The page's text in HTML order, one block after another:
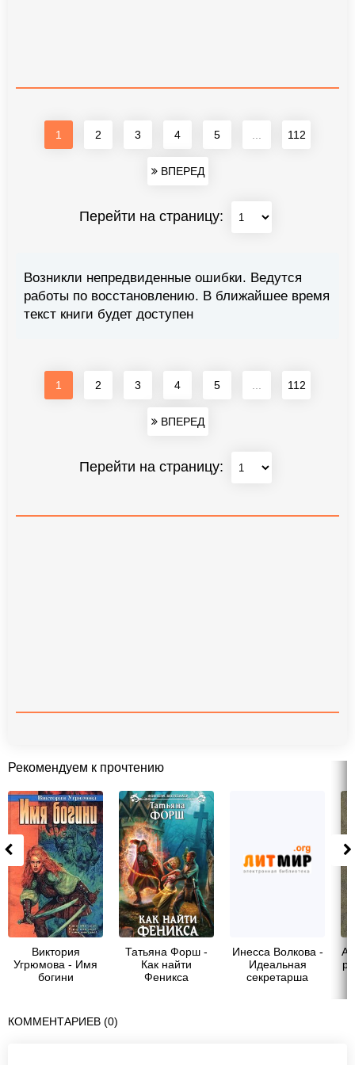
1 2 3 4 5 112
ВПЕРЕД
Перейти на страницу:
Возникли непредвиденные ошибки. Ведутся
работы по восстановлению. В ближайшее время
текст книги будет доступен
1 2 3 4 5 112
ВПЕРЕД
Перейти на страницу:
Рекомендуем к прочтению
Виктория
Угрюмова - Имя
богини
Татьяна Форш -
Как найти
Феникса
Инесса Волкова -
Идеальная
секретарша
КОММЕНТАРИЕВ (0)